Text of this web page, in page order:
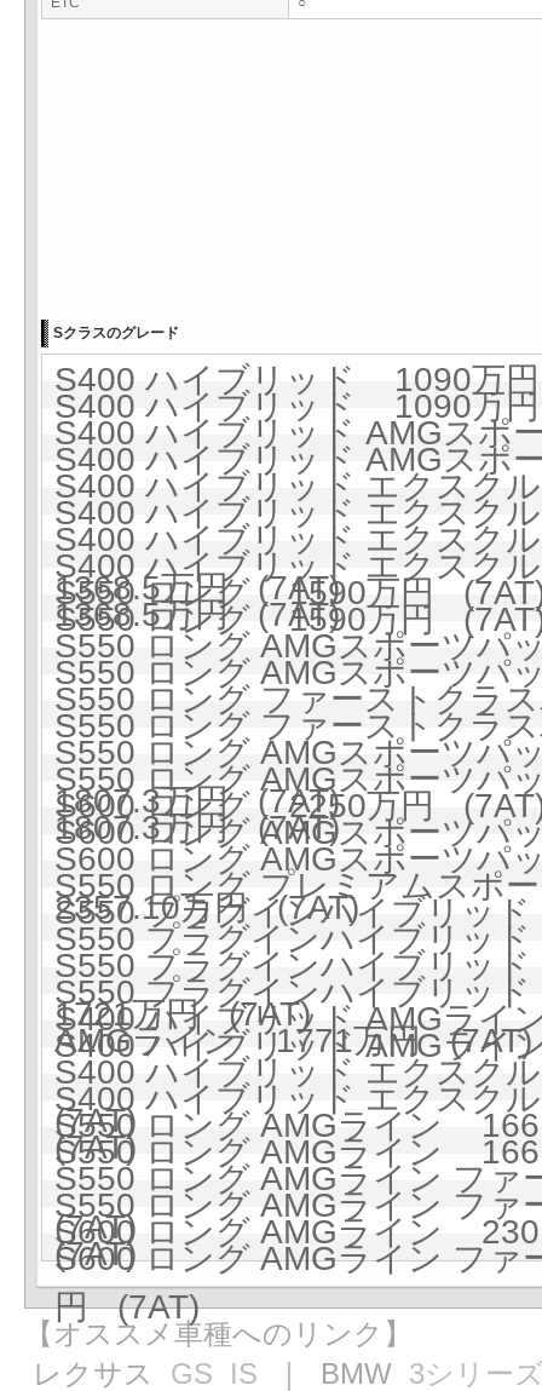
Sクラスのグレード
S400 ハイブリッド 1090万
S400 ハイブリッド 1090万
S400 ハイブリッド AMGス
S400 ハイブリッド AMGス
S400 ハイブリッド エクス
S400 ハイブリッド エクス
S400 ハイブリッド エクスク
1368.5万円 (7AT)
S400 ハイブリッド エクスク
1368.5万円 (7AT)
S550 ロング 1590万円
S550 ロング 1590万円
S550 ロング AMGスポーツ
S550 ロング AMGスポーツ
S550 ロング ファーストク
S550 ロング ファーストク
S550 ロング AMGスポーツ
1807.3万円 (7AT)
S550 ロング AMGスポーツ
1807.3万円 (7AT)
S600 ロング 2250万円
S600 ロング AMGスポーツ
S600 ロング AMGスポーツ
2357.10万円 (7AT)
S550 ロング プレミアムス
S550 プラグインハイブリッ
S550 プラグインハイブリッ
S550 プラグインハイブリッ
1721万円 (7AT)
S550 プラグインハイブリッ
AMGライン 1771万円 (7AT)
S400 ハイブリッド AMGラ
S400 ハイブリッド AMGラ
S400 ハイブリッド エクス
(7AT)
S400 ハイブリッド エクス
(7AT)
S550 ロング AMGライン
S550 ロング AMGライン
S550 ロング AMGライン フ
(7AT)
S550 ロング AMGライン フ
(7AT)
S600 ロング AMGライン
S600 ロング AMGライン フ
円 (7AT)
【オススメ車種へのリンク】
レクサス GS IS ｜ BMW 3シリー